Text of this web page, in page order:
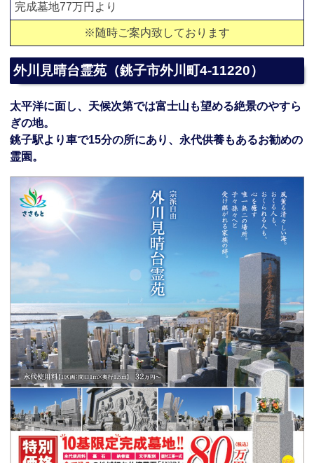
完成墓地77万円より
※随時ご案内致しております
外川見晴台霊苑（銚子市外川町4-11220）
太平洋に面し、天候次第では富士山も望める絶景のやすら
ぎの地。
銚子駅より車で15分の所にあり、永代供養もあるお勧めの
霊園。